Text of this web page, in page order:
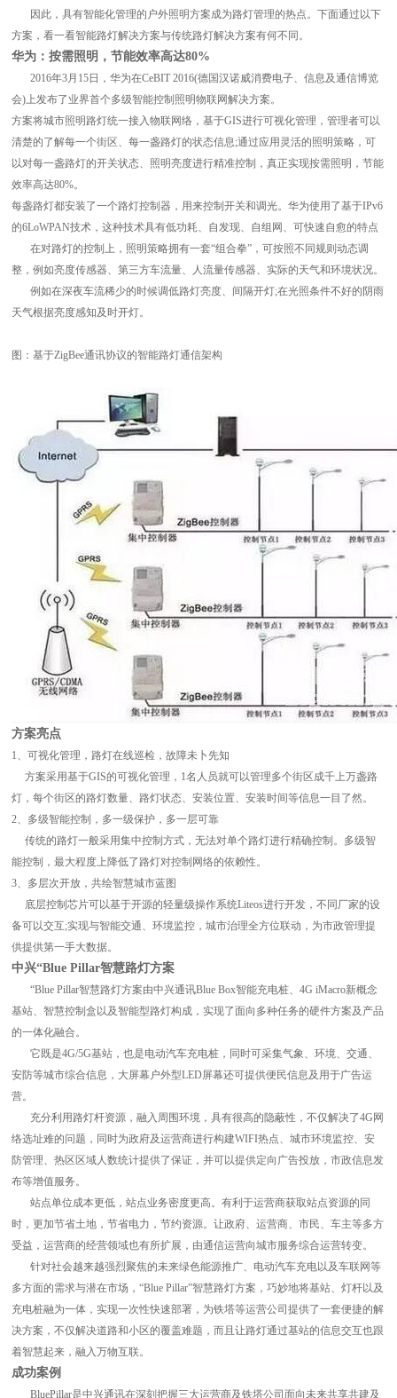
因此，具有智能化管理的户外照明方案成为路灯管理的热点。下面通过以下
方案，看一看智能路灯解决方案与传统路灯解决方案有何不同。
华为：按需照明，节能效率高达80%
2016年3月15日，华为在CeBIT 2016(德国汉诺威消费电子、信息及通信博览
会)上发布了业界首个多级智能控制照明物联网解决方案。
方案将城市照明路灯统一接入物联网络，基于GIS进行可视化管理，管理者可以
清楚的了解每一个街区、每一盏路灯的状态信息;通过应用灵活的照明策略，可
以对每一盏路灯的开关状态、照明亮度进行精准控制，真正实现按需照明，节能
效率高达80%。
每盏路灯都安装了一个路灯控制器，用来控制开关和调光。华为使用了基于IPv6
的6LoWPAN技术，这种技术具有低功耗、自发现、自组网、可快速自愈的特点
在对路灯的控制上，照明策略拥有一套“组合拳”，可按照不同规则动态调
整，例如亮度传感器、第三方车流量、人流量传感器、实际的天气和环境状况。
例如在深夜车流稀少的时候调低路灯亮度、间隔开灯;在光照条件不好的阴雨
天气根据亮度感知及时开灯。
图：基于ZigBee通讯协议的智能路灯通信架构
方案亮点
1、可视化管理，路灯在线巡检，故障未卜先知
方案采用基于GIS的可视化管理，1名人员就可以管理多个街区成千上万盏路
灯，每个街区的路灯数量、路灯状态、安装位置、安装时间等信息一目了然。
2、多级智能控制，多一级保护，多一层可靠
传统的路灯一般采用集中控制方式，无法对单个路灯进行精确控制。多级智
能控制，最大程度上降低了路灯对控制网络的依赖性。
3、多层次开放，共绘智慧城市蓝图
底层控制芯片可以基于开源的轻量级操作系统Liteos进行开发，不同厂家的设
备可以交互;实现与智能交通、环境监控，城市治理全方位联动，为市政管理提
供提供第一手大数据。
中兴“Blue Pillar智慧路灯方案
“Blue Pillar智慧路灯方案由中兴通讯Blue Box智能充电桩、4G iMacro新概念
基站、智慧控制盒以及智能型路灯构成，实现了面向多种任务的硬件方案及产品
的一体化融合。
它既是4G/5G基站，也是电动汽车充电桩，同时可采集气象、环境、交通、
安防等城市综合信息，大屏幕户外型LED屏幕还可提供便民信息及用于广告运
营。
充分利用路灯杆资源，融入周围环境，具有很高的隐蔽性，不仅解决了4G网
络选址难的问题，同时为政府及运营商进行构建WIFI热点、城市环境监控、安
防管理、热区区域人数统计提供了保证，并可以提供定向广告投放，市政信息发
布等增值服务。
站点单位成本更低，站点业务密度更高。有利于运营商获取站点资源的同
时，更加节省土地，节省电力，节约资源。让政府、运营商、市民、车主等多方
受益，运营商的经营领域也有所扩展，由通信运营向城市服务综合运营转变。
针对社会越来越强烈聚焦的未来绿色能源推广、电动汽车充电以及车联网等
多方面的需求与潜在市场，“Blue Pillar”智慧路灯方案，巧妙地将基站、灯杆以及
充电桩融为一体，实现一次性快速部署，为铁塔等运营公司提供了一套便捷的解
决方案，不仅解决道路和小区的覆盖难题，而且让路灯通过基站的信息交互也跟
着智慧起来，融入万物互联。
成功案例
BluePillar是中兴通讯在深刻把握三大运营商及铁塔公司面向未来共享共建及